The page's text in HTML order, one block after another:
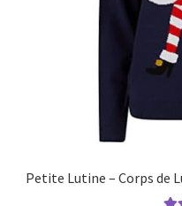
Petite Lutine – Corps de